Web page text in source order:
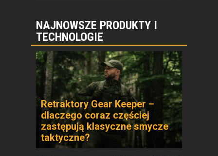
NAJNOWSZE PRODUKTY I
TECHNOLOGIE
Retraktory Gear Keeper –
dlaczego coraz częściej
zastępują klasyczne smycze
taktyczne?